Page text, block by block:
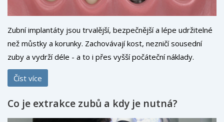
Zubní implantáty jsou trvalější, bezpečnější a lépe udržitelné
než můstky a korunky. Zachovávají kost, nezničí sousední
zuby a vydrží déle - a to i přes vyšší počáteční náklady.
Číst více
Co je extrakce zubů a kdy je nutná?